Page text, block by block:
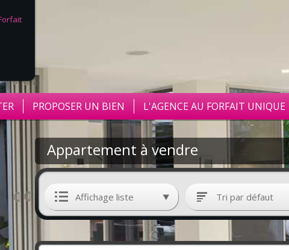
PROPOSER UN BIEN L'AGENCE AU FORFAIT UNIQUE
Appartement à vendre
Affichage liste Tri par défaut